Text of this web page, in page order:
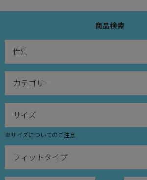
商品検索
※サイズについてのご注意